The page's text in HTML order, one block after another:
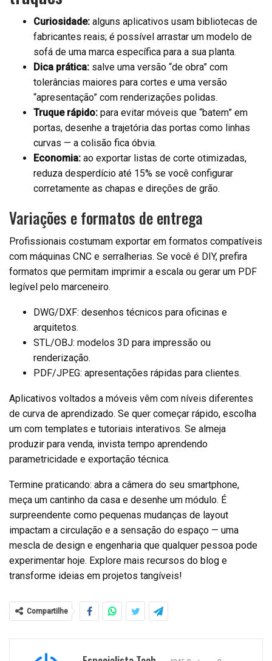
Curiosidade: alguns aplicativos usam bibliotecas de
fabricantes reais; é possível arrastar um modelo de
sofá de uma marca específica para a sua planta.
Dica prática: salve uma versão “de obra” com
tolerâncias maiores para cortes e uma versão
“apresentação” com renderizações polidas.
Truque rápido: para evitar móveis que “batem” em
portas, desenhe a trajetória das portas como linhas
curvas — a colisão fica óbvia.
Economia: ao exportar listas de corte otimizadas,
reduza desperdício até 15% se você configurar
corretamente as chapas e direções de grão.
Variações e formatos de entrega
Profissionais costumam exportar em formatos compatíveis
com máquinas CNC e serralherias. Se você é DIY, prefira
formatos que permitam imprimir a escala ou gerar um PDF
legível pelo marceneiro.
DWG/DXF: desenhos técnicos para oficinas e
arquitetos.
STL/OBJ: modelos 3D para impressão ou
renderização.
PDF/JPEG: apresentações rápidas para clientes.
Aplicativos voltados a móveis vêm com níveis diferentes
de curva de aprendizado. Se quer começar rápido, escolha
um com templates e tutoriais interativos. Se almeja
produzir para venda, invista tempo aprendendo
parametricidade e exportação técnica.
Termine praticando: abra a câmera do seu smartphone,
meça um cantinho da casa e desenhe um módulo. É
surpreendente como pequenas mudanças de layout
impactam a circulação e a sensação do espaço — uma
mescla de design e engenharia que qualquer pessoa pode
experimentar hoje. Explore mais recursos do blog e
transforme ideias em projetos tangíveis!
Compartilhe